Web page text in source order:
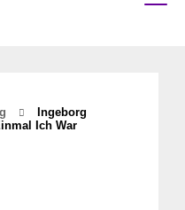
Ingeborg
Ich War